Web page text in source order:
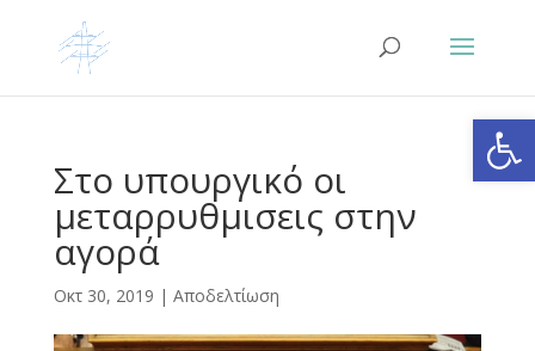
Στο υπουργικό οι
μεταρρυθμισεις στην
αγορά
Οκτ 30, 2019 | Αποδελτίωση